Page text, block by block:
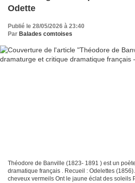
Odette
Publié le 28/05/2026 à 23:40
Par Balades comtoises
Théodore de Banville (1823- 1891 ) est un
dramatique français . Recueil : Odelettes
cheveux vermeils Ont le jaune éclat des soleils